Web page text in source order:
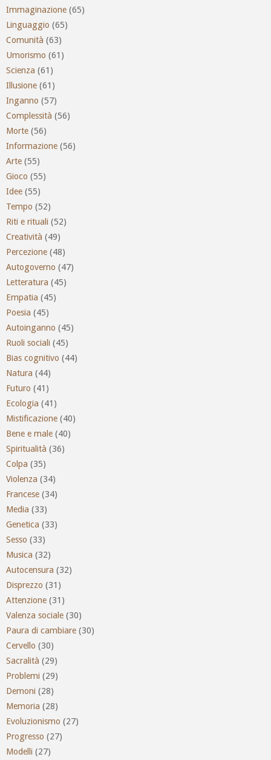
Immaginazione (65)
Linguaggio (65)
Comunità (63)
Umorismo (61)
Scienza (61)
Illusione (61)
Inganno (57)
Complessità (56)
Morte (56)
Informazione (56)
Arte (55)
Gioco (55)
Idee (55)
Tempo (52)
Riti e rituali (52)
Creatività (49)
Percezione (48)
Autogoverno (47)
Letteratura (45)
Empatia (45)
Poesia (45)
Autoinganno (45)
Ruoli sociali (45)
Bias cognitivo (44)
Natura (44)
Futuro (41)
Ecologia (41)
Mistificazione (40)
Bene e male (40)
Spiritualità (36)
Colpa (35)
Violenza (34)
Francese (34)
Media (33)
Genetica (33)
Sesso (33)
Musica (32)
Autocensura (32)
Disprezzo (31)
Attenzione (31)
Valenza sociale (30)
Paura di cambiare (30)
Cervello (30)
Sacralità (29)
Problemi (29)
Demoni (28)
Memoria (28)
Evoluzionismo (27)
Progresso (27)
Modelli (27)